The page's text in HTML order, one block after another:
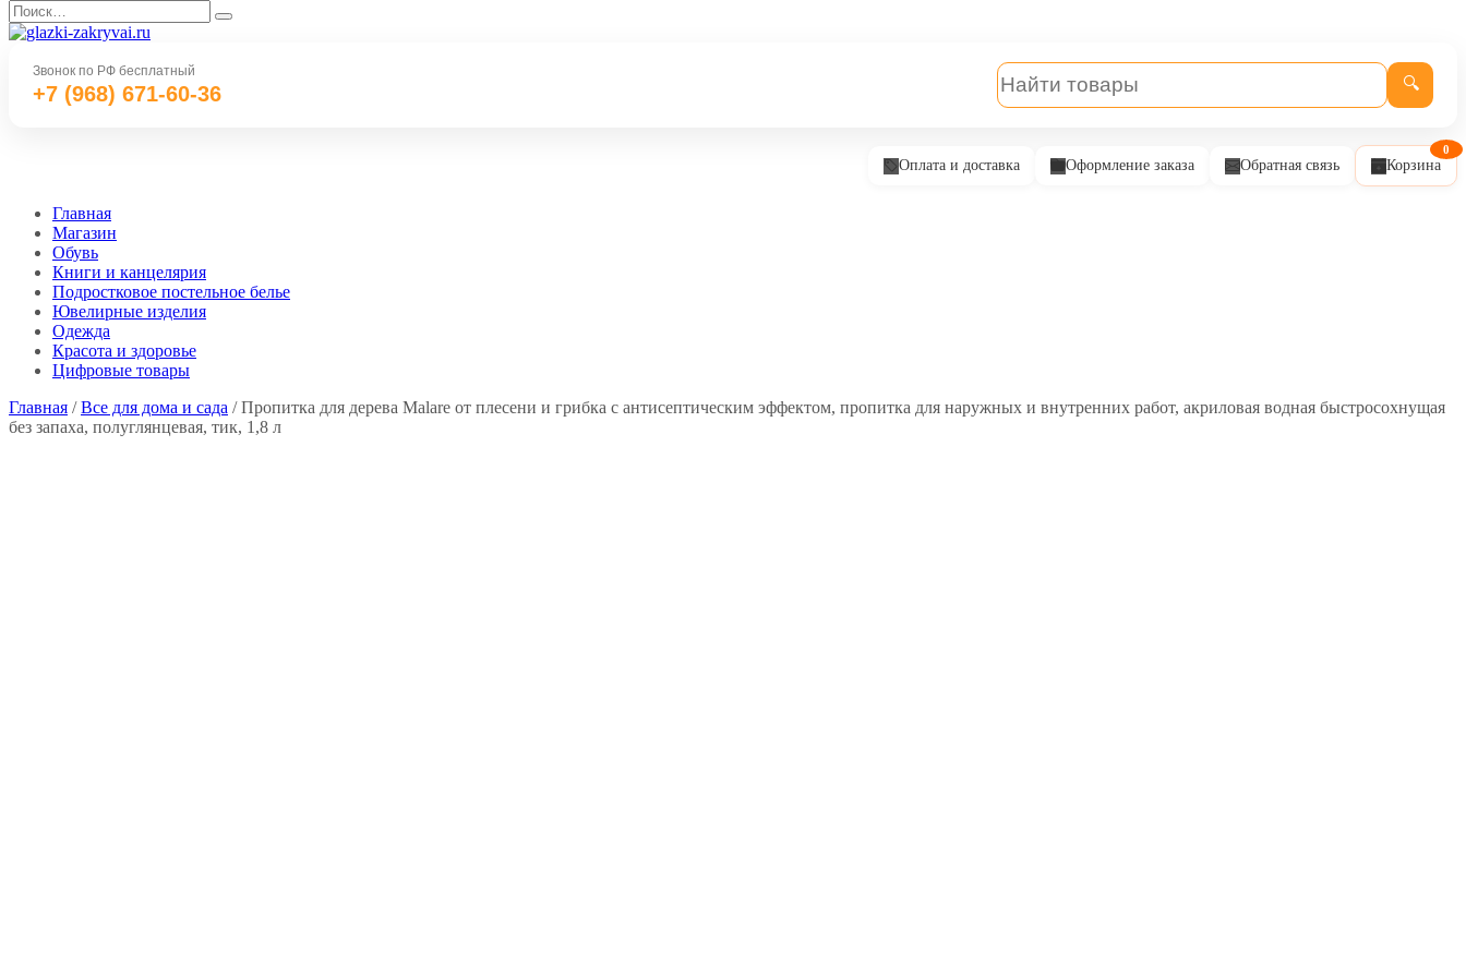
Перейти
к
содержанию
Search
for:
Звонок по РФ бесплатный
+7 (968) 671-60-36 🔍
Оплата и доставка Оформление заказа Обратная связь Корзина
0
Главная
Магазин
Обувь
Книги и канцелярия
Подростковое постельное белье
Ювелирные изделия
Одежда
Красота и здоровье
Цифровые товары
Главная /Все для дома и сада / Пропитка для дерева Malare от плесени и грибка с антисептическим эффектом, пропитка для наружных и внутренних работ, акриловая водная быстросохнущая
без запаха, полуглянцевая, тик, 1,8 л